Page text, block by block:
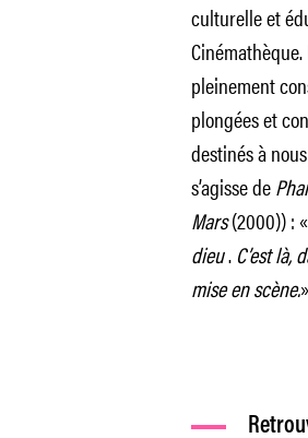
culturelle et
pleinement
plongées et
destinés à
s’agisse de
Mars(2000)) : «
dieu.C’est là,
mise en scène.